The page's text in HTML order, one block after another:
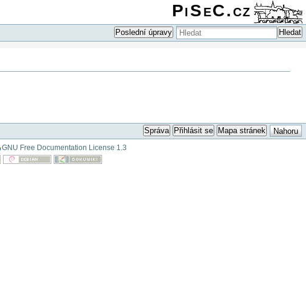
PiSeC.cz
Poslední úpravy Hledat
Správa Přihlásit se Mapa stránek Nahoru
GNU Free Documentation License 1.3